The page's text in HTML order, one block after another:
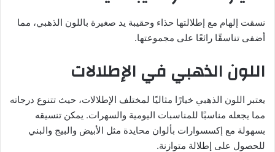
نسقت إلهام مع إطلالتها حذاء وحقيبة يد صغيرة باللون الذهبي، مما
أضفى تناسقًا رائعًا على مجموعتها.
اللون الذهبي في الإطلالات
يعتبر اللون الذهبي خيارًا مثاليًا لمختلف الإطلالات، حيث تتنوع درجاته
مما يجعله مناسبًا للمناسبات اليومية والسهرات. يمكن تنسيقه
بسهولة مع إكسسوارات بألوان محايدة مثل الأبيض والبيج والبني
للحصول على إطلالة متوازنة.